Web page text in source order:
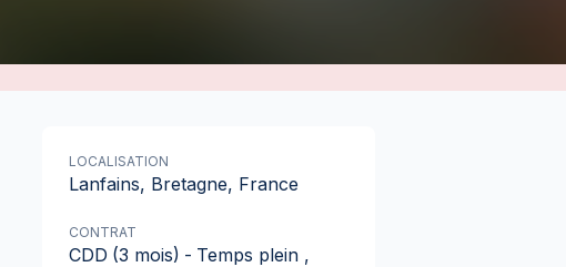
LOCALISATION
Lanfains, Bretagne, France
CONTRAT
CDD (3 mois) - Temps plein ,